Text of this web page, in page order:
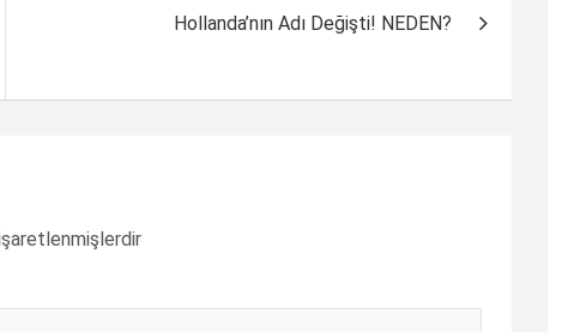
Hollanda’nın Adı Değişti! NEDEN?